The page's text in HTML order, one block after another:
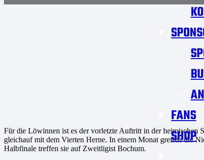
FANS
SHOP
Für die Löwinnen ist es der vorletzte Auftritt in der heimischen
gleichauf mit dem Vierten Herne. In einem Monat greifen die
Halbfinale treffen sie auf Zweitligist Bochum.